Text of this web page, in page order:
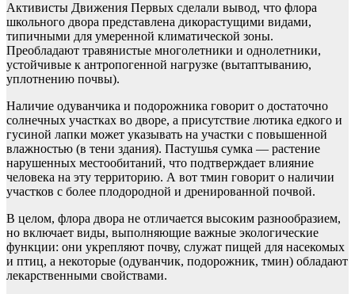
Активисты Движения Первых сделали вывод, что флора
школьного двора представлена дикорастущими видами,
типичными для умеренной климатической зоны.
Преобладают травянистые многолетники и однолетники,
устойчивые к антропогенной нагрузке (вытаптыванию,
уплотнению почвы).
Наличие одуванчика и подорожника говорит о достаточно
солнечных участках во дворе, а присутствие лютика едкого и
гусиной лапки может указывать на участки с повышенной
влажностью (в тени здания). Пастушья сумка — растение
нарушенных местообитаний, что подтверждает влияние
человека на эту территорию. А вот тмин говорит о наличии
участков с более плодородной и дренированной почвой.
В целом, флора двора не отличается высоким разнообразием,
но включает виды, выполняющие важные экологические
функции: они укрепляют почву, служат пищей для насекомых
и птиц, а некоторые (одуванчик, подорожник, тмин) обладают
лекарственными свойствами.